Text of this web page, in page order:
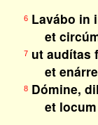
6Lavábo in
et
7ut audítas
et
8Dómine,
et locum